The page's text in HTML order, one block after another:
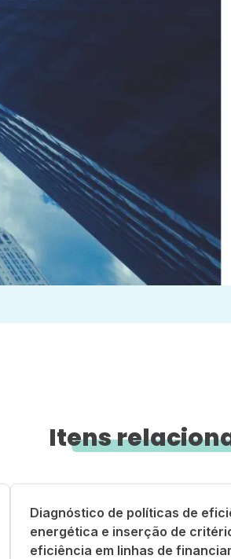
Itens
Diagnóstico de políticas de
energética e inserção de
eficiência em linhas de